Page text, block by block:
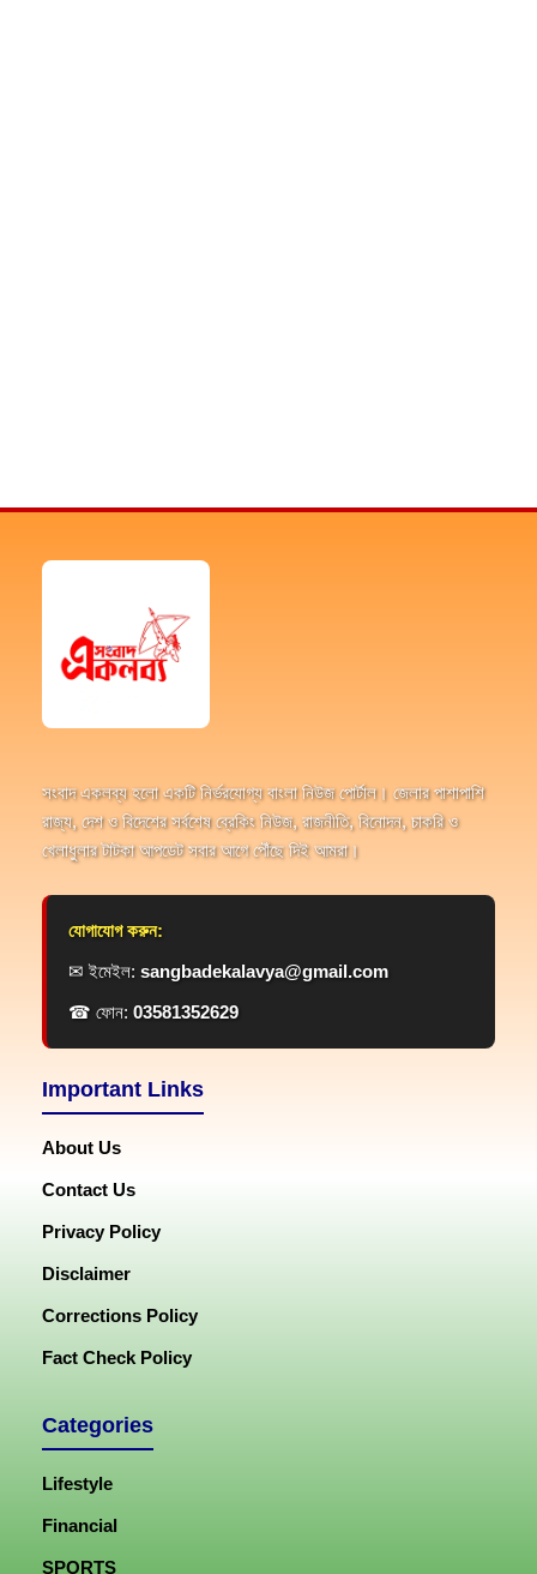
সংবাদ একলব্য হলো একটি নির্ভরযোগ্য বাংলা নিউজ পোর্টাল। জেলার পাশাপাশি
রাজ্য, দেশ ও বিদেশের সর্বশেষ ব্রেকিং নিউজ, রাজনীতি, বিনোদন, চাকরি ও
খেলাধুলার টাটকা আপডেট সবার আগে পৌঁছে দিই আমরা।
যোগাযোগ করুন:
✉ ইমেইল: sangbadekalavya@gmail.com
☎ ফোন: 03581352629
Important Links
About Us
Contact Us
Privacy Policy
Disclaimer
Corrections Policy
Fact Check Policy
Categories
Lifestyle
Financial
SPORTS